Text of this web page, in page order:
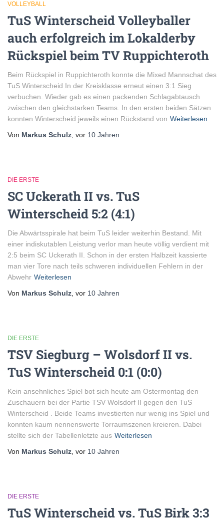
VOLLEYBALL
TuS Winterscheid Volleyballer
auch erfolgreich im Lokalderby
Rückspiel beim TV Ruppichteroth
Beim Rückspiel in Ruppichteroth konnte die Mixed Mannschat des
TuS Winterscheid In der Kreisklasse erneut einen 3:1 Sieg
verbuchen. Wieder gab es einen packenden Schlagabtausch
zwischen den gleichstarken Teams. In den ersten beiden Sätzen
konnten Winterscheid jeweils einen Rückstand von Weiterlesen
Von Markus Schulz , vor 10 Jahren
DIE ERSTE
SC Uckerath II vs. TuS
Winterscheid 5:2 (4:1)
Die Abwärtsspirale hat beim TuS leider weiterhin Bestand. Mit
einer indiskutablen Leistung verlor man heute völlig verdient mit
2:5 beim SC Uckerath II. Schon in der ersten Halbzeit kassierte
man vier Tore nach teils schweren individuellen Fehlern in der
Abwehr Weiterlesen
Von Markus Schulz , vor 10 Jahren
DIE ERSTE
TSV Siegburg – Wolsdorf II vs.
TuS Winterscheid 0:1 (0:0)
Kein ansehnliches Spiel bot sich heute am Ostermontag den
Zuschauern bei der Partie TSV Wolsdorf II gegen den TuS
Winterscheid . Beide Teams investierten nur wenig ins Spiel und
konnten kaum nennenswerte Torraumszenen kreieren. Dabei
stellte sich der Tabellenletzte aus Weiterlesen
Von Markus Schulz , vor 10 Jahren
DIE ERSTE
TuS Winterscheid vs. TuS Birk 3:3